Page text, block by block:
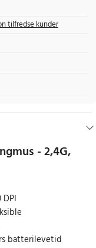
tilfredse kunder
- 2,4G,
batterilevetid